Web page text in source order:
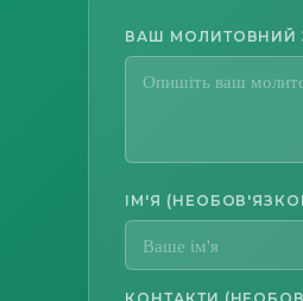
ВАШ МОЛИТОВНИЙ
ІМ'Я